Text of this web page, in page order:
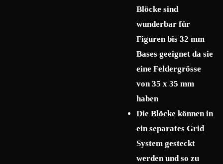
Blöcke sind
wunderbar für
Figuren bis 32 mm
Bases geeignet da sie
eine Feldergrösse
von 35 x 35 mm
haben
Die Blöcke können in
ein separates Grid
System gesteckt
werden und so zu